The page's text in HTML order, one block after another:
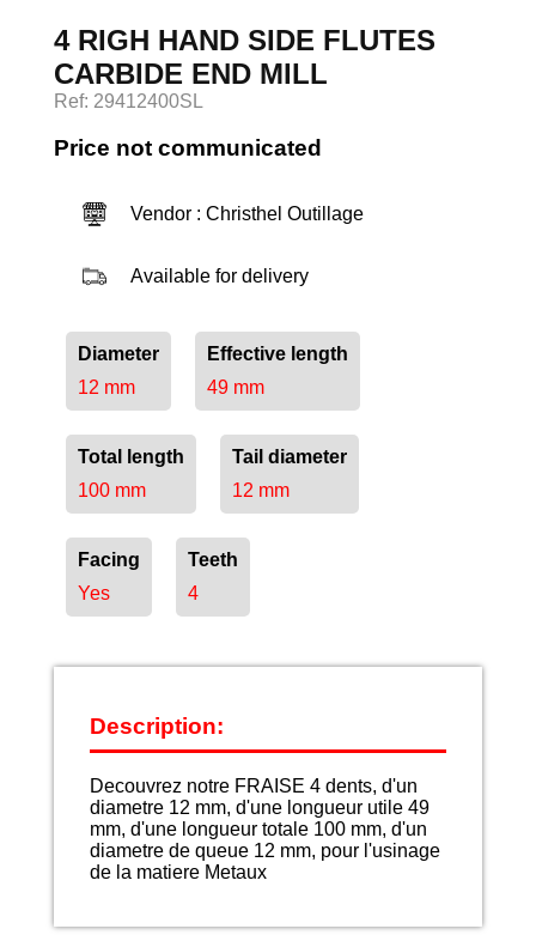
4 RIGH HAND SIDE FLUTES
CARBIDE END MILL
Ref: 29412400SL
Price not communicated
Vendor : Christhel Outillage
Available for delivery
Diameter
12 mm
Effective length
49 mm
Total length
100 mm
Tail diameter
12 mm
Facing
Yes
Teeth
4
Description:
Decouvrez notre FRAISE 4 dents, d'un
diametre 12 mm, d'une longueur utile 49
mm, d'une longueur totale 100 mm, d'un
diametre de queue 12 mm, pour l'usinage
de la matiere Metaux